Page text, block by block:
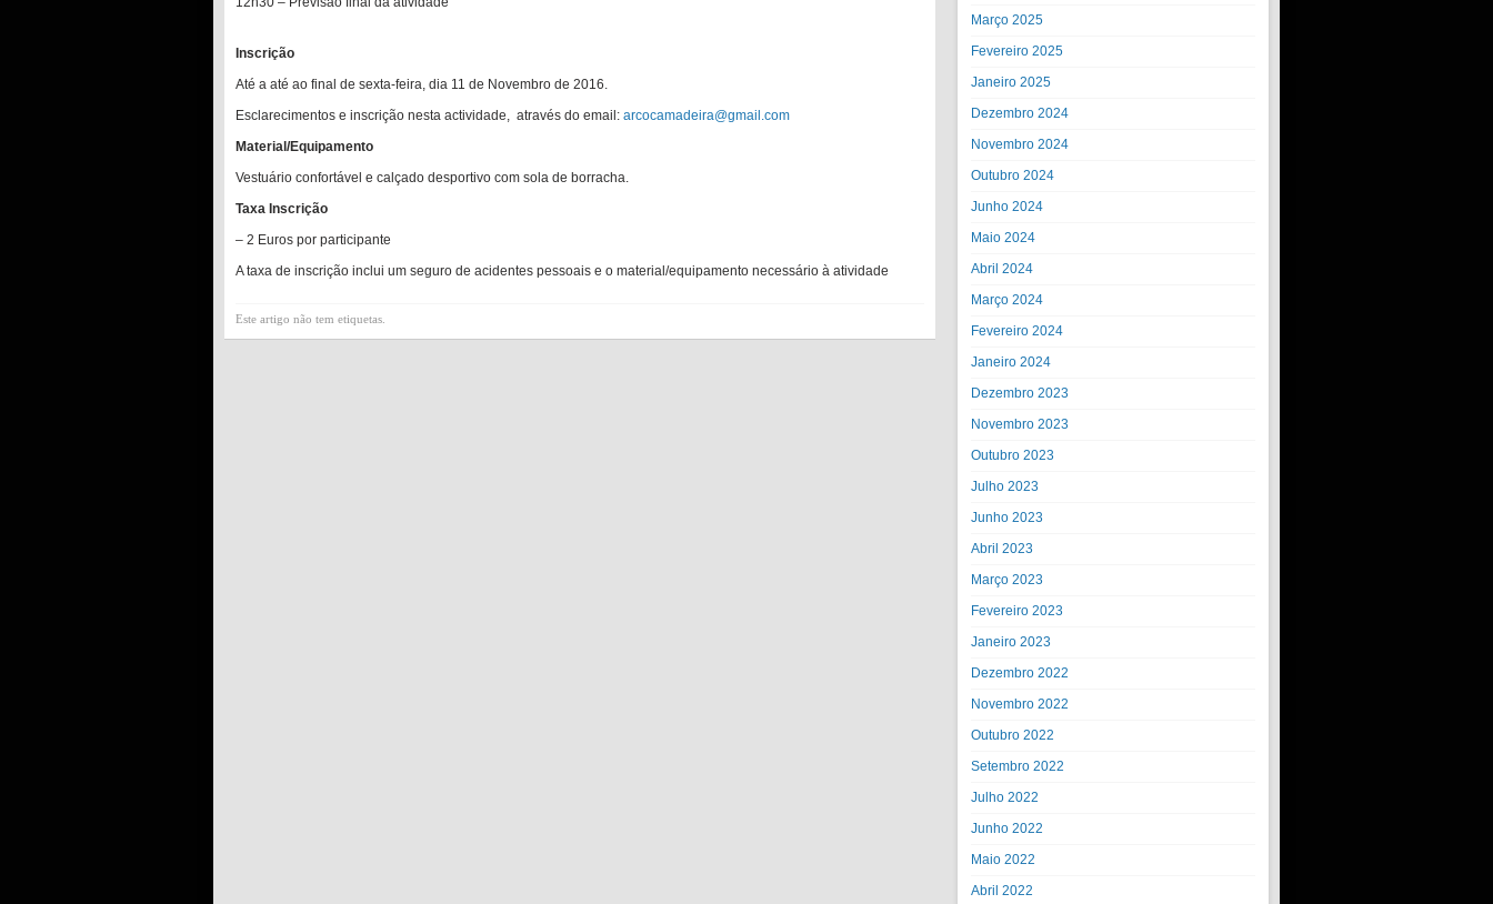
Inscrição
Até a até ao final de sexta-feira, dia 11 de Novembro de 2016.
Esclarecimentos e inscrição nesta actividade, através do email: arcocamadeira@gmail.com
Material/Equipamento
Vestuário confortável e calçado desportivo com sola de borracha.
Taxa Inscrição
– 2 Euros por participante
A taxa de inscrição inclui um seguro de acidentes pessoais e o material/equipamento necessário à atividade
Este artigo não tem etiquetas.
Março 2025
Fevereiro 2025
Janeiro 2025
Dezembro 2024
Novembro 2024
Outubro 2024
Junho 2024
Maio 2024
Abril 2024
Março 2024
Fevereiro 2024
Janeiro 2024
Dezembro 2023
Novembro 2023
Outubro 2023
Julho 2023
Junho 2023
Abril 2023
Março 2023
Fevereiro 2023
Janeiro 2023
Dezembro 2022
Novembro 2022
Outubro 2022
Setembro 2022
Julho 2022
Junho 2022
Maio 2022
Abril 2022